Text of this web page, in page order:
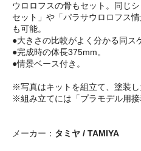
ウロロフスの骨もセット。同じ
セット」や「パラサウロロフス
も可能。
●大きさの比較がよく分かる同ス
●完成時の体長375mm。
●情景ベース付き。
※写真はキットを組立て、塗装し
※組み立てには「プラモデル用接
メーカー： タミヤ / TAMIYA